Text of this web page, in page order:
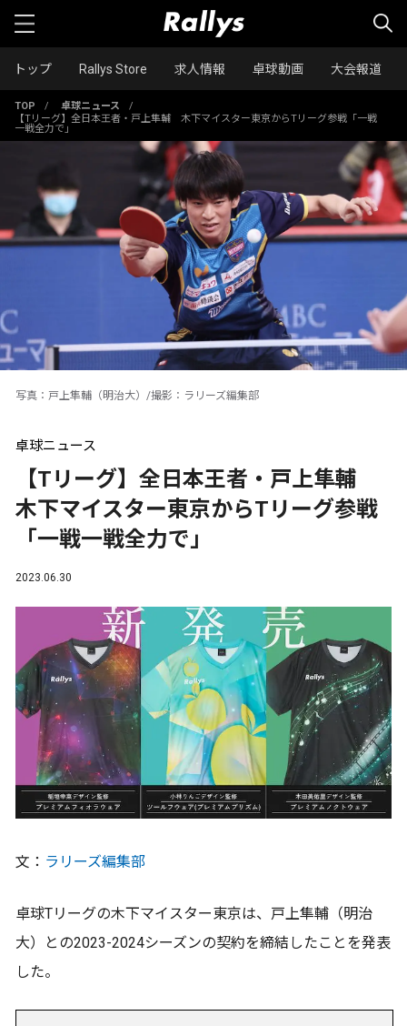
トップ Rallys Store 求人情報 卓球動画 大会報道
TOP / 卓球ニュース
/
【Tリーグ】全日本王者・戸上隼輔 木下マイスター東京からTリーグ参戦「一戦
一戦全力で」
写真：戸上隼輔（明治大）/撮影：ラリーズ編集部
卓球ニュース
【Tリーグ】全日本王者・戸上隼輔
木下マイスター東京からTリーグ参戦
「一戦一戦全力で」
2023.06.30
文： ラリーズ編集部
卓球Tリーグの木下マイスター東京は、戸上隼輔（明治
大）との2023-2024シーズンの契約を締結したことを発表
した。